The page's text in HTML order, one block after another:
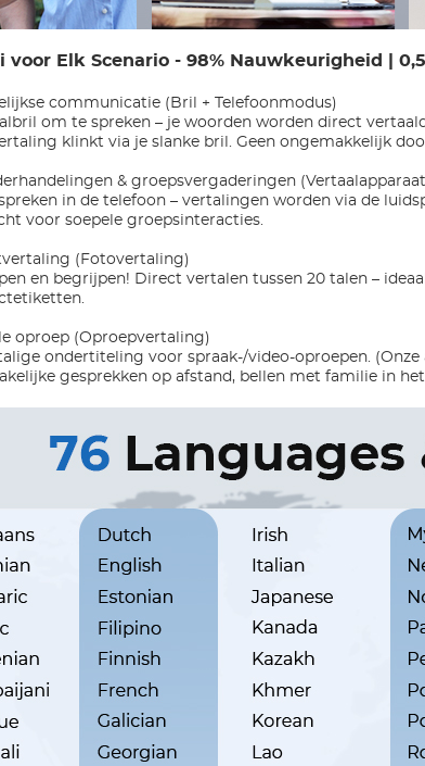
voor Elk Scenario - 98% Nauwkeurigheid |
communicatie (Bril + Telefoonmodus)
om te spreken – je woorden worden direct
klinkt via je slanke bril. Geen ongemakkelijk
& groepsvergaderingen
in de telefoon – vertalingen worden via de
voor soepele groepsinteracties.
(Fotovertaling)
en begrijpen! Direct vertalen tussen 20 talen –
oproep (Oproepvertaling)
ondertiteling voor spraak-/video-oproepen.
gesprekken op afstand, bellen met familie in het